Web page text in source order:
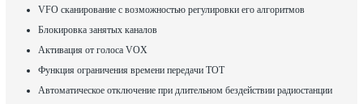
VFO сканирование с возможностью регулировки его алгоритмов
Блокировка занятых каналов
Активация от голоса VOX
Функция ограничения времени передачи TOT
Автоматическое отключение при длительном бездействии радиостанции